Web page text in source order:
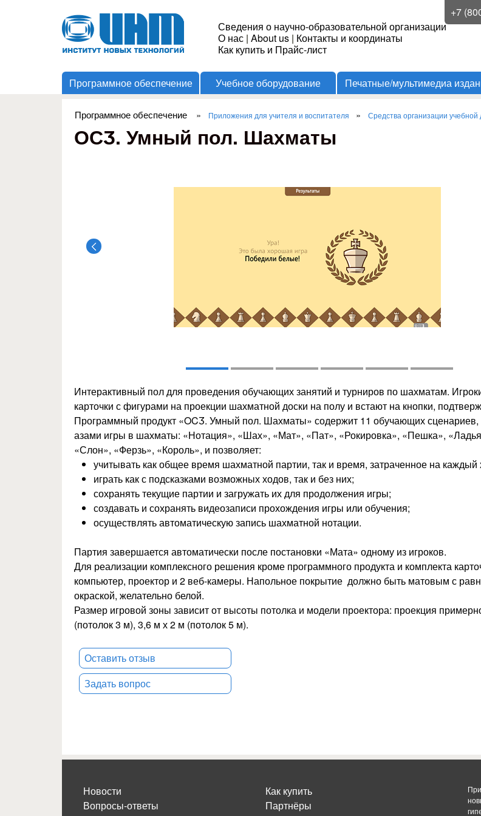
Перейти к основному
содержанию
+7
Институт
Новых
Технологий
Сведения о научно-образовательной организации
О нас | About us | Контакты и координаты
Как купить и Прайс-лист
Программное обеспечение Учебное оборудование Печатные/мультимедиа
Вы здесь
Программное обеспечение » Приложения для учителя и воспитателя » Средства организации учебной
ОСӠ. Умный пол. Шахматы
Интерактивный пол для проведения обучающих занятий и турниров по шахматам.
карточки с фигурами на проекции шахматной доски на полу и встают на кнопки,
Программный продукт «OCӠ. Умный пол. Шахматы» содержит 11 обучающих сценариев,
азами игры в шахматы: «Нотация», «Шах», «Мат», «Пат», «Рокировка», «Пешка»,
«Слон», «Ферзь», «Король», и позволяет:
учитывать как общее время шахматной партии, так и время, затраченное на каждый
играть как с подсказками возможных ходов, так и без них;
сохранять текущие партии и загружать их для продолжения игры;
создавать и сохранять видеозаписи прохождения игры или обучения;
осуществлять автоматическую запись шахматной нотации.
Партия завершается автоматически после постановки «Мата» одному из игроков.
Для реализации комплексного решения кроме программного продукта и комплекта
компьютер, проектор и 2 веб-камеры. Напольное покрытие должно быть матовым с
окраской, желательно белой.
Размер игровой зоны зависит от высоты потолка и модели проектора: проекция
(потолок 3 м), 3,6 м х 2 м (потолок 5 м).
Оставить отзыв
Задать вопрос
Новости
Вопросы-ответы
Как купить
Партнёры